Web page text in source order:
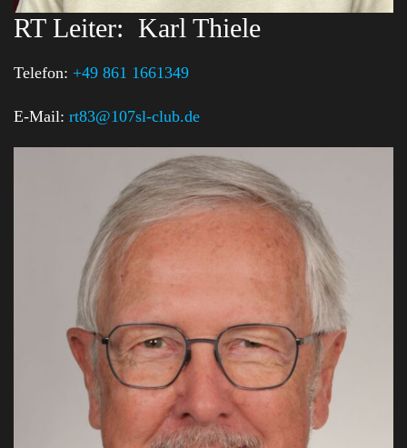
RT Leiter: Karl Thiele
Telefon: +49 861 1661349
E-Mail: rt83@107sl-club.de